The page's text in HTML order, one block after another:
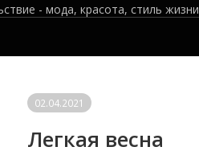
- мода, красота, стиль
02.04.2021
Легкая весна